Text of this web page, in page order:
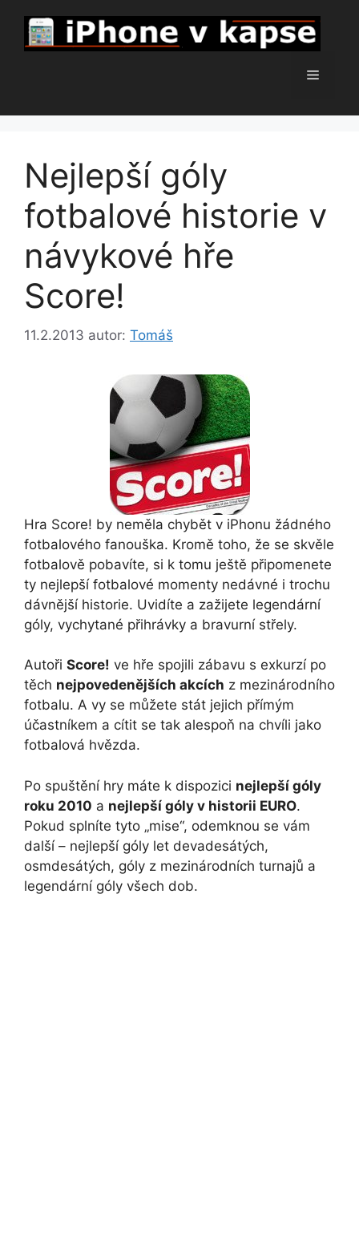
obsah
Menu
Nejlepší góly
fotbalové historie v
návykové hře
Score!
11.2.2013 autor: Tomáš
Hra Score! by neměla chybět v iPhonu žádného
fotbalového fanouška. Kromě toho, že se skvěle
fotbalově pobavíte, si k tomu ještě připomenete
ty nejlepší fotbalové momenty nedávné i trochu
dávnější historie. Uvidíte a zažijete legendární
góly, vychytané přihrávky a bravurní střely.
Autoři Score! ve hře spojili zábavu s exkurzí po
těch nejpovedenějších akcích z mezinárodního
fotbalu. A vy se můžete stát jejich přímým
účastníkem a cítit se tak alespoň na chvíli jako
fotbalová hvězda.
Po spuštění hry máte k dispozici nejlepší góly
roku 2010 a nejlepší góly v historii EURO.
Pokud splníte tyto „mise“, odemknou se vám
další – nejlepší góly let devadesátých,
osmdesátých, góly z mezinárodních turnajů a
legendární góly všech dob.